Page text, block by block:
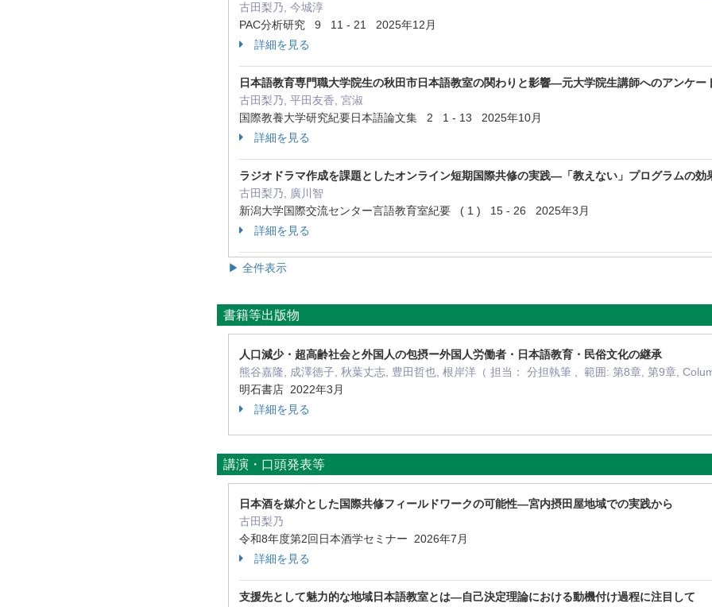
古田梨乃, 今城淳
PAC分析研究 9 11 - 21 2025年12月
詳細を見る
日本語教育専門職大学院生の秋田市日本語教室の関わりと影響―元大学院生講師へのアンケー
古田梨乃, 平田友香, 宮淑
国際教養大学研究紀要日本語論文集 2 1 - 13 2025年10月
詳細を見る
ラジオドラマ作成を課題としたオンライン短期国際共修の実践―「教えない」プログラムの効
古田梨乃, 廣川智
新潟大学国際交流センター言語教育室紀要 ( 1 ) 15 - 26 2025年3月
詳細を見る
▶ 全件表示
書籍等出版物
人口減少・超高齢社会と外国人の包摂ー外国人労働者・日本語教育・民俗文化の継承
熊谷嘉隆, 成澤徳子, 秋葉丈志, 豊田哲也, 根岸洋（ 担当： 分担執筆 , 範囲: 第8章, 第9章,
明石書店 2022年3月
詳細を見る
講演・口頭発表等
日本酒を媒介とした国際共修フィールドワークの可能性―宮内摂田屋地域での実践から
古田梨乃
令和8年度第2回日本酒学セミナー 2026年7月
詳細を見る
支援先として魅力的な地域日本語教室とは―自己決定理論における動機付け過程に注目して